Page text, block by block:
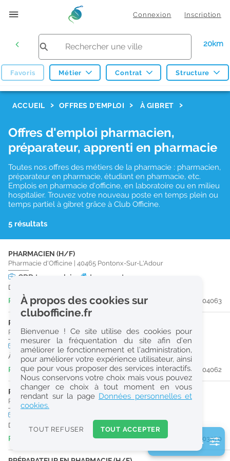
Connexion Inscription
20km
Favoris Métier Contrat Structure
Réinitialiser
2
0
k
Consulter les offres de la France d'outre-mer
ACCUEIL OFFRES D'EMPLOI À GIBRET
Offres d'emploi pharmacien,
préparateur, apprenti en pharmacie
Toutes nos offres des métiers de la pharmacie : pharmacien,
préparateur en pharmacie, étudiant en pharmacie, etc.
Emplois en pharmacie d'officine, en laboratoire ou en milieu
hospitalier. Trouvez votre nouveau poste en temps plein ou
temps partiel à gibret grâce à Club Officine.
5 résultats
PHARMACIEN (H/F)
Pharmacie d'Officine 40465 Pontonx-Sur-L'Adour
CDD temps plein Logement
Du 27/08/26 au 26/12/26
Publiée il y a 2 jour(s)
#204063
PHARMACIEN (H/F)
Pharmacie d'Officine|40465 Pontonx-Sur-L'Adour
temps plein
À partir du 28/08/26
Publiée il y a 2 jour(s)
#204062
PRÉPARATEUR EN PHARMACIE (H/F)
Pharmacie d'Officine 64300 Sault-De-Navailles
Du 30/10/26 au 27/06/27
Publiée il y a 5 jour(s)
#203970
2 filtre(s) actifs
À propos des cookies sur
clubofficine.fr
Bienvenue ! Ce site utilise des cookies pour
mesurer la fréquentation du site afin d’en
améliorer le fonctionnement et l’administration,
pour améliorer votre expérience utilisateur, ainsi
que pour vous proposer des services interactifs.
Nous conservons votre choix mais vous pouvez
changer ce choix à tout moment en vous
rendant sur la page Données personnelles et
cookies.
TOUT REFUSER TOUT ACCEPTER